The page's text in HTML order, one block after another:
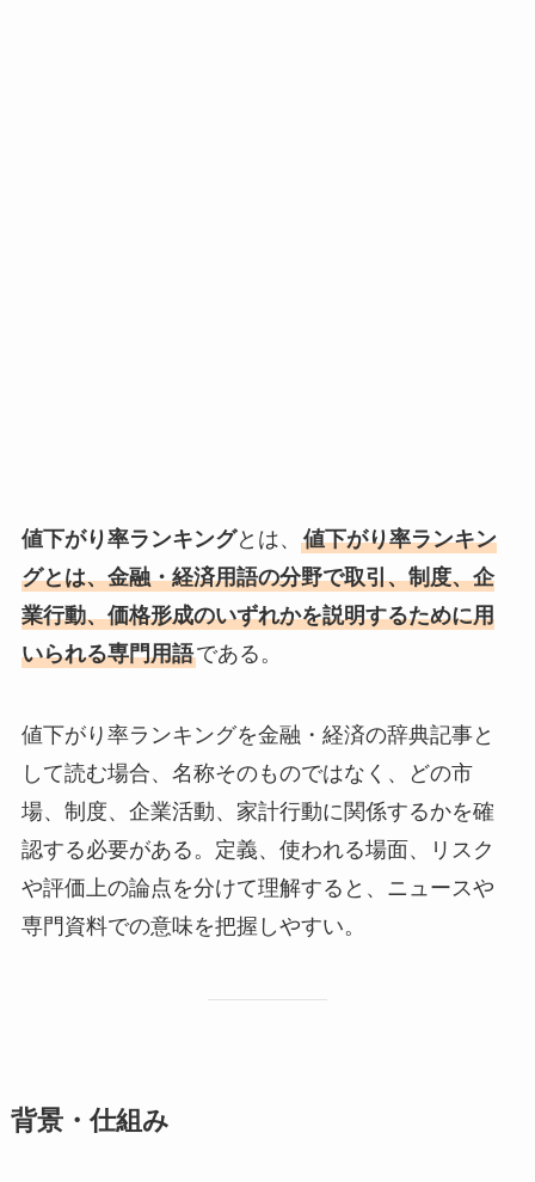
値下がり率ランキングとは、 値下がり率ランキン
グとは、金融・経済用語の分野で取引、制度、企
業行動、価格形成のいずれかを説明するために用
いられる専門用語である。
値下がり率ランキングを金融・経済の辞典記事と
して読む場合、名称そのものではなく、どの市
場、制度、企業活動、家計行動に関係するかを確
認する必要がある。定義、使われる場面、リスク
や評価上の論点を分けて理解すると、ニュースや
専門資料での意味を把握しやすい。
背景・仕組み